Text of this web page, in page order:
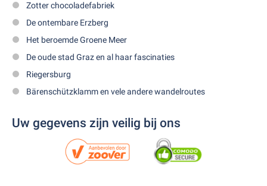
Zotter chocoladefabriek
De ontembare Erzberg
Het beroemde Groene Meer
De oude stad Graz en al haar fascinaties
Riegersburg
Bärenschützklamm en vele andere wandelroutes
Uw gegevens zijn veilig bij ons